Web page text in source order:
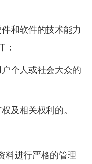
和软件的技术能力
；
个人或社会大众的
相关权利的。
进行严格的管理